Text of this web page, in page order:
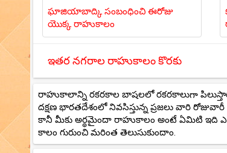
ఘాజియాబాద్కి సంబంధించి ఈరోజు
యొక్క రాహుకాలం
ఇతర నగరాల రాహుకాలం కొరకు
రాహుకాలాన్ని రకరకాల బాషలలో రకరకాలుగా
దక్షణ భారతదేశంలో నివసిస్తున్న ప్రజలు వారి
కానీ మీకు అర్థమైందా రాహుకాలం అంటే ఏమిటి ఇది
కాలం గురుంచి మరింత తెలుసుకుందాం.